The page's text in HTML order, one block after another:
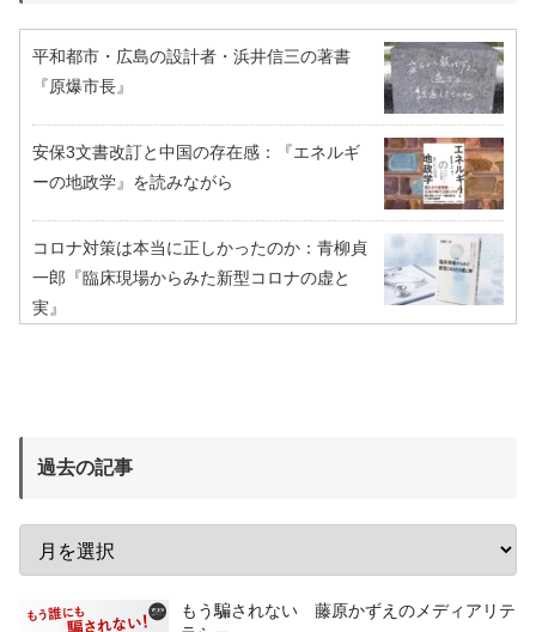
平和都市・広島の設計者・浜井信三の著書
『原爆市長』
安保3文書改訂と中国の存在感：『エネルギ
ーの地政学』を読みながら
コロナ対策は本当に正しかったのか：青柳貞
一郎『臨床現場からみた新型コロナの虚と
実』
過去の記事
もう騙されない 藤原かずえのメディアリテ